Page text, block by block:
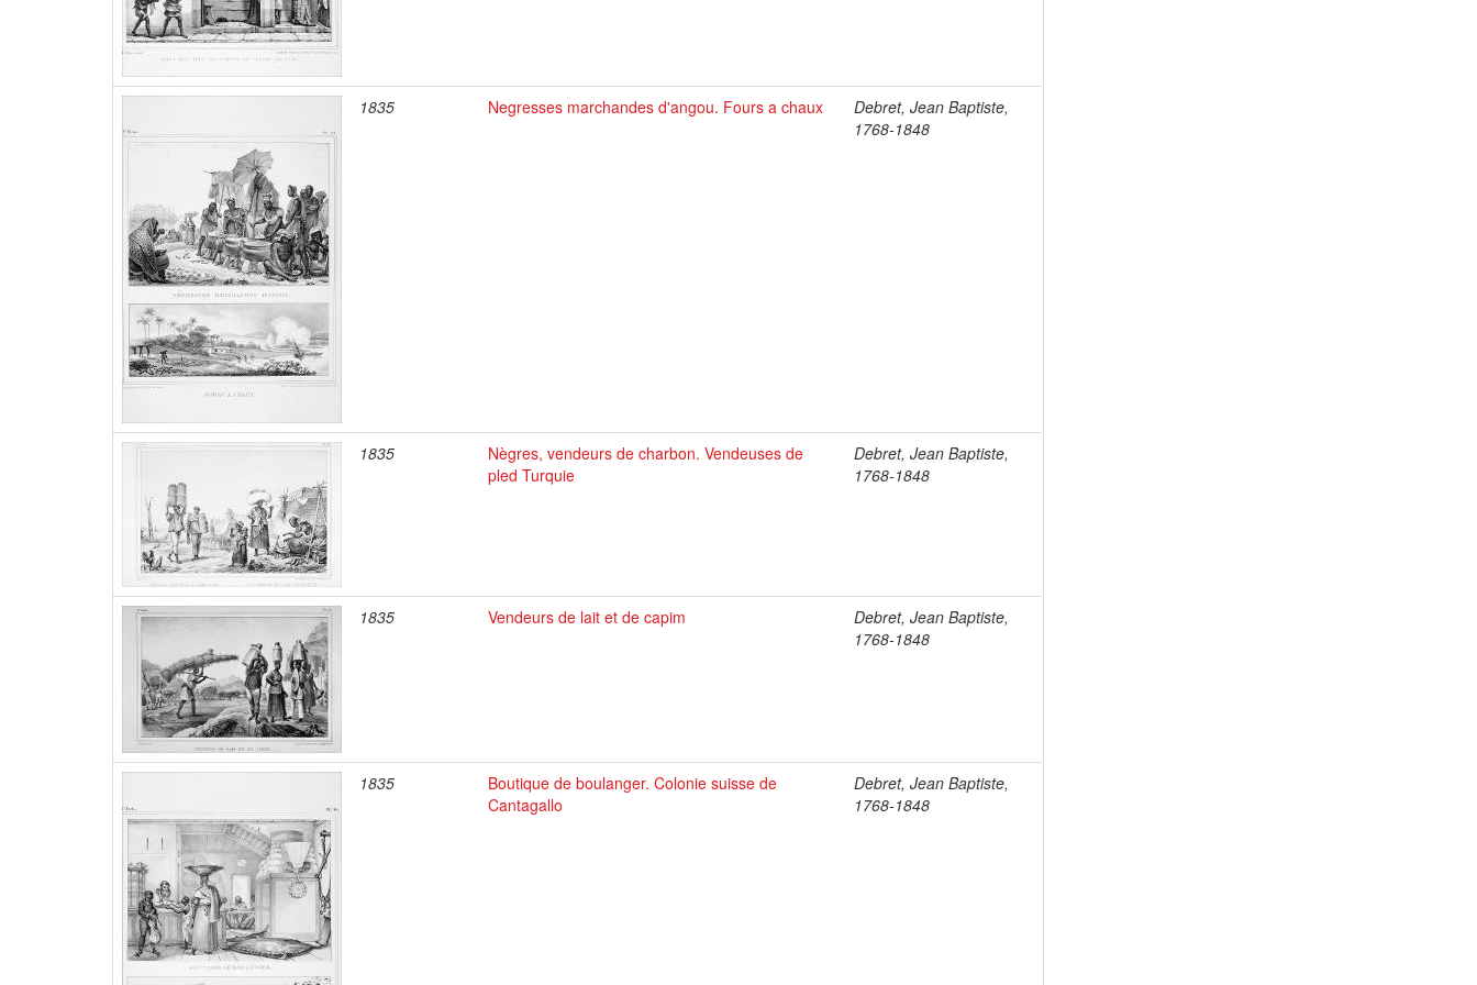
1835 Negresses marchandes d'angou. Fours a chaux
Debret, Jean Baptiste,
1768-1848
1835
Nègres, vendeurs de charbon. Vendeuses de
pled Turquie
Debret, Jean Baptiste,
1768-1848
1835 Vendeurs de lait et de capim
Debret, Jean Baptiste,
1768-1848
1835
Boutique de boulanger. Colonie suisse de
Cantagallo
Debret, Jean Baptiste,
1768-1848